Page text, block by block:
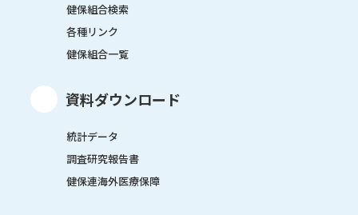
健保組合検索
各種リンク
健保組合一覧
資料ダウンロード
統計データ
調査研究報告書
健保連海外医療保障